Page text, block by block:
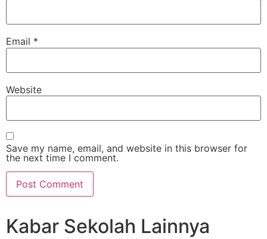
Email *
Website
Save my name, email, and website in this browser for
the next time I comment.
Kabar Sekolah Lainnya